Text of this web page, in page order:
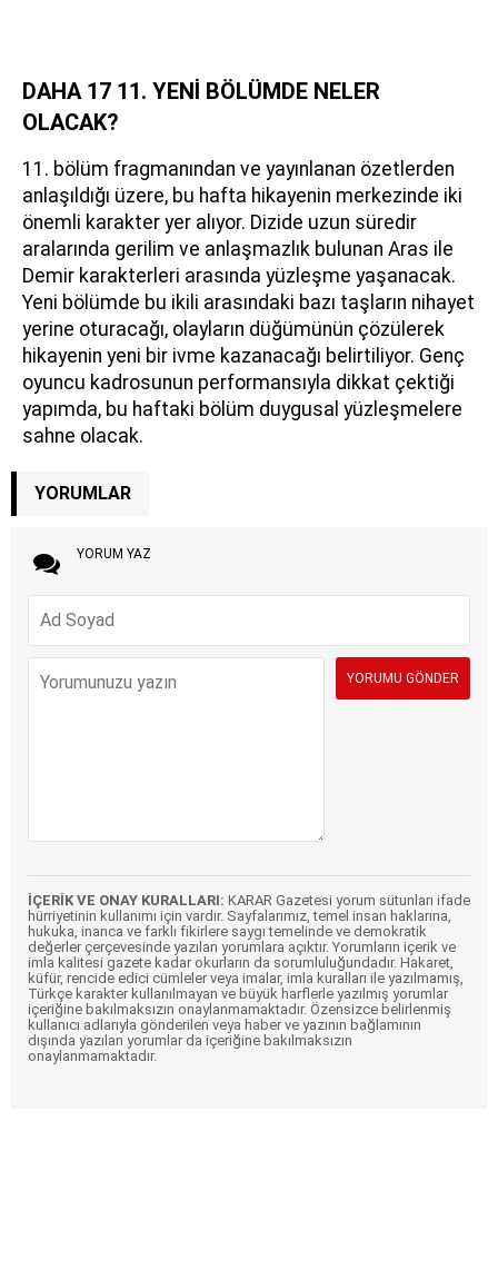
DAHA 17 11. YENİ BÖLÜMDE NELER
OLACAK?
11. bölüm fragmanından ve yayınlanan özetlerden
anlaşıldığı üzere, bu hafta hikayenin merkezinde iki
önemli karakter yer alıyor. Dizide uzun süredir
aralarında gerilim ve anlaşmazlık bulunan Aras ile
Demir karakterleri arasında yüzleşme yaşanacak.
Yeni bölümde bu ikili arasındaki bazı taşların nihayet
yerine oturacağı, olayların düğümünün çözülerek
hikayenin yeni bir ivme kazanacağı belirtiliyor. Genç
oyuncu kadrosunun performansıyla dikkat çektiği
yapımda, bu haftaki bölüm duygusal yüzleşmelere
sahne olacak.
YORUMLAR
YORUM YAZ
İÇERİK VE ONAY KURALLARI: KARAR Gazetesi yorum sütunları ifade
hürriyetinin kullanımı için vardır. Sayfalarımız, temel insan haklarına,
hukuka, inanca ve farklı fikirlere saygı temelinde ve demokratik
değerler çerçevesinde yazılan yorumlara açıktır. Yorumların içerik ve
imla kalitesi gazete kadar okurların da sorumluluğundadır. Hakaret,
küfür, rencide edici cümleler veya imalar, imla kuralları ile yazılmamış,
Türkçe karakter kullanılmayan ve büyük harflerle yazılmış yorumlar
içeriğine bakılmaksızın onaylanmamaktadır. Özensizce belirlenmiş
kullanıcı adlarıyla gönderilen veya haber ve yazının bağlamının
dışında yazılan yorumlar da içeriğine bakılmaksızın
onaylanmamaktadır.